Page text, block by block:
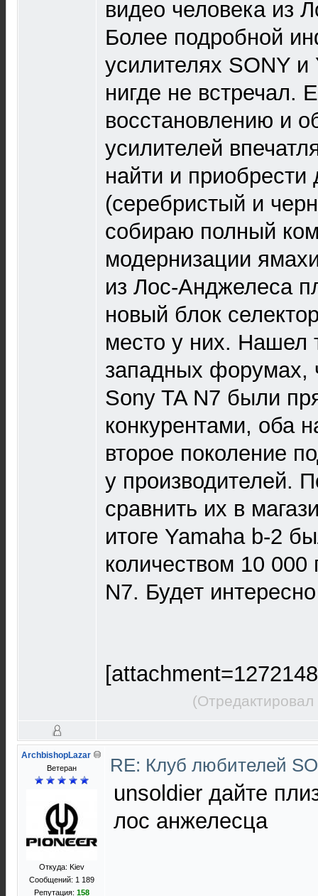
видео человека из
Более подробной
усилителях SONY
нигде не встречал.
восстановлению и
усилителей
найти и приобрести
(серебристый и
собираю полный
модернизации
из Лос-Анджелеса
новый блок
место у них. Нашел
западных форумах,
Sony TA N7 были
конкурентами, оба
второе поколение
у производителей.
сравнить их в
итоге Yamaha b-2
количеством 10 000
N7. Будет
ArchbishopLazar
Ветеран
Откуда: Kiev
Сообщений: 1 189
Репутация: 158
RE: Клуб любителей
unsoldier дайте
лос анжелесца